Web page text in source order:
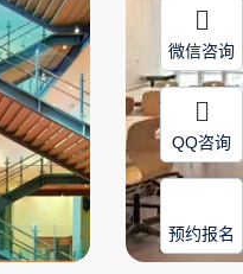
微信咨询
QQ咨询
预约报名